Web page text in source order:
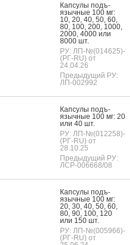
Кап­су­лы подъ­
языч­ные 100 мг:
10, 20, 40, 50, 60,
80, 100, 200, 1000,
2000, 4000 или
8000 шт.
РУ: ЛП-№(014625)-
(РГ-RU) от
24.04.26
Предыдущий РУ:
ЛП-002992
Кап­су­лы подъ­
языч­ные 100 мг: 20
или 40 шт.
РУ: ЛП-№(012258)-
(РГ-RU) от
28.10.25
Предыдущий РУ:
ЛСР-006668/08
Кап­су­лы подъ­
языч­ные 100 мг:
20, 30, 40, 50, 60,
80, 90, 100, 120
или 150 шт.
РУ: ЛП-№(005966)-
(РГ-RU) от